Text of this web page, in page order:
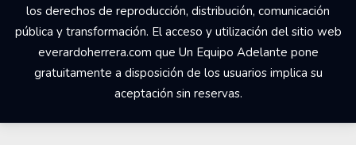
los derechos de reproducción, distribución, comunicación
pública y transformación. El acceso y utilización del sitio web
everardoherrera.com que Un Equipo Adelante pone
gratuitamente a disposición de los usuarios implica su
aceptación sin reservas.